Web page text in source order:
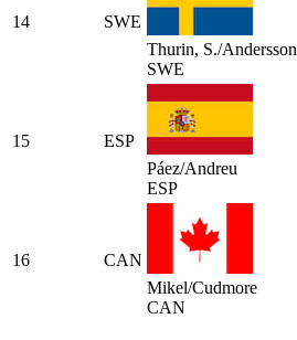
14
SWE
Thurin, S./Andersson
SWE
15
ESP
Páez/Andreu
ESP
16
CAN
Mikel/Cudmore
CAN